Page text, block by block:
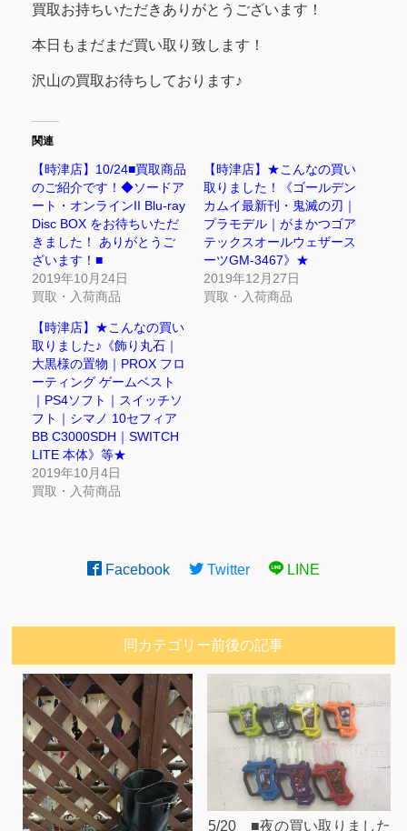
買取お持ちいただきありがとうございます！
本日もまだまだ買い取り致します！
沢山の買取お待ちしております♪
関連
【時津店】10/24■買取商品
のご紹介です！◆ソードア
ート・オンラインII Blu-ray
Disc BOX をお待ちいただ
きました！ ありがとうご
ざいます！■
2019年10月24日
買取・入荷商品
【時津店】★こんなの買い
取りました！《ゴールデン
カムイ最新刊・鬼滅の刃｜
プラモデル｜がまかつゴア
テックスオールウェザース
ーツGM-3467》★
2019年12月27日
買取・入荷商品
【時津店】★こんなの買い
取りました♪《飾り丸石｜
大黒様の置物｜PROX フロ
ーティング ゲームベスト
｜PS4ソフト｜スイッチソ
フト｜シマノ 10セフィア
BB C3000SDH｜SWITCH
LITE 本体》等★
2019年10月4日
買取・入荷商品
Facebook Twitter LINE
同カテゴリー前後の記事
5/20 ■夜の買い取りました